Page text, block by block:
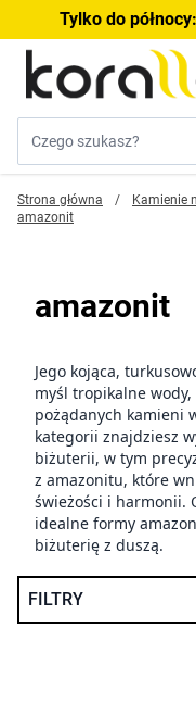
Przejdź do treści
Tylko do
Strona główna / Kamienie
amazonit
amazonit
Jego kojąca,
myśl tropikalne
pożądanych kamieni
kategorii znajdziesz
biżuterii, w tym
z amazonitu, które
świeżości i harmonii.
idealne formy
biżuterię z duszą.
FILTRY